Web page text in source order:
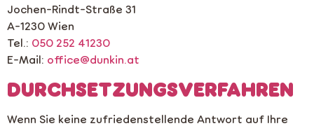
Jochen-Rindt-Straße 31
A-1230 Wien
Tel.: 050 252 41230
E-Mail: office@dunkin.at
DURCHSETZUNGSVERFAHREN
Wenn Sie keine zufriedenstellende Antwort auf Ihre